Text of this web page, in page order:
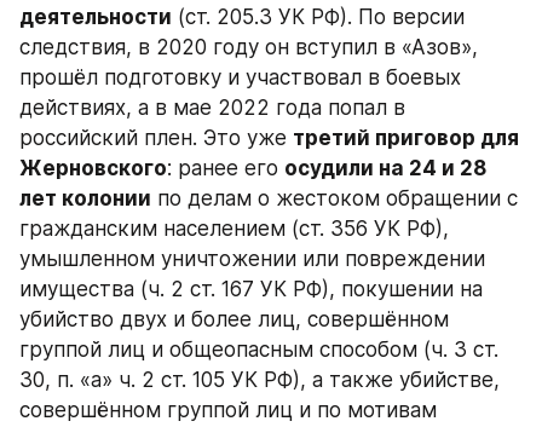
деятельности (ст. 205.3 УК РФ). По версии
следствия, в 2020 году он вступил в «Азов»,
прошёл подготовку и участвовал в боевых
действиях, а в мае 2022 года попал в
российский плен. Это уже третий приговор для
Жерновского: ранее его осудили на 24 и 28
лет колонии по делам о жестоком обращении с
гражданским населением (ст. 356 УК РФ),
умышленном уничтожении или повреждении
имущества (ч. 2 ст. 167 УК РФ), покушении на
убийство двух и более лиц, совершённом
группой лиц и общеопасным способом (ч. 3 ст.
30, п. «а» ч. 2 ст. 105 УК РФ), а также убийстве,
совершённом группой лиц и по мотивам